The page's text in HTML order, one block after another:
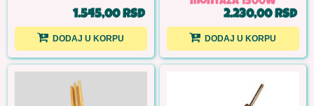
1.545,00 RSD
DODAJ U KORPU
2.230,00 RSD
DODAJ U KORPU